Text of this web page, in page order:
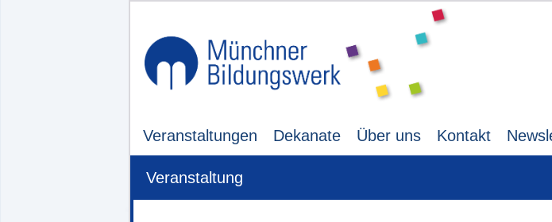
Veranstaltungen Dekanate Über uns Kontakt
Veranstaltung